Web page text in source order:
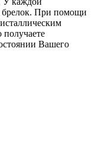
брелок. При помощи
Вашего